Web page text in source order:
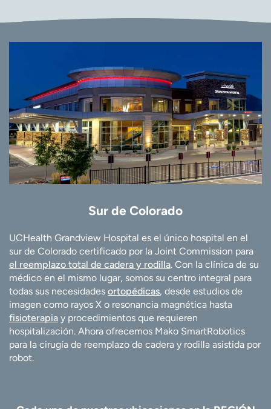
Sur de Colorado
UCHealth Grandview Hospital es el único hospital en el
sur de Colorado certificado por la Joint Commission para
el reemplazo total de cadera y rodilla. Con la clínica de su
médico en el mismo lugar, somos su centro integral para
todas sus necesidades ortopédicas, desde estudios de
imagen como rayos X o resonancia magnética hasta
fisioterapia y procedimientos que requieren
hospitalización. Ahora ofrecemos Mako SmartRobotics
para la cirugía de reemplazo de cadera y rodilla asistida por
robot.